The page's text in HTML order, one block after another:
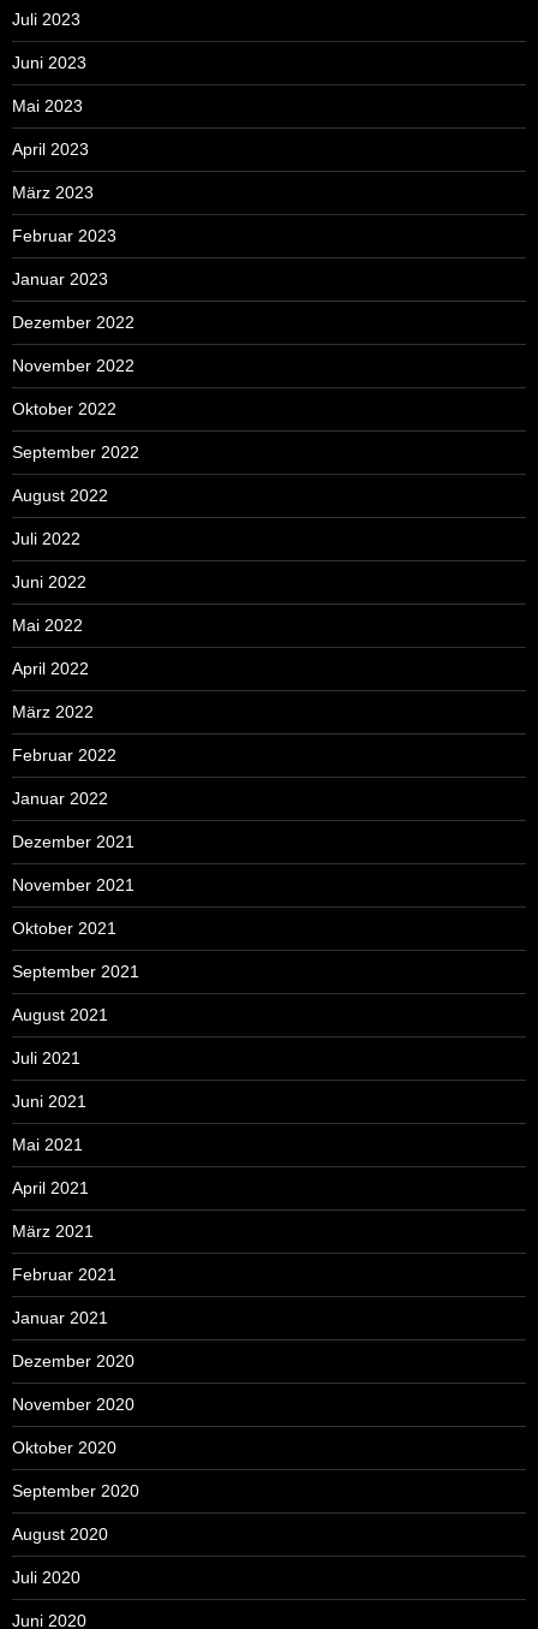
Juli 2023
Juni 2023
Mai 2023
April 2023
März 2023
Februar 2023
Januar 2023
Dezember 2022
November 2022
Oktober 2022
September 2022
August 2022
Juli 2022
Juni 2022
Mai 2022
April 2022
März 2022
Februar 2022
Januar 2022
Dezember 2021
November 2021
Oktober 2021
September 2021
August 2021
Juli 2021
Juni 2021
Mai 2021
April 2021
März 2021
Februar 2021
Januar 2021
Dezember 2020
November 2020
Oktober 2020
September 2020
August 2020
Juli 2020
Juni 2020